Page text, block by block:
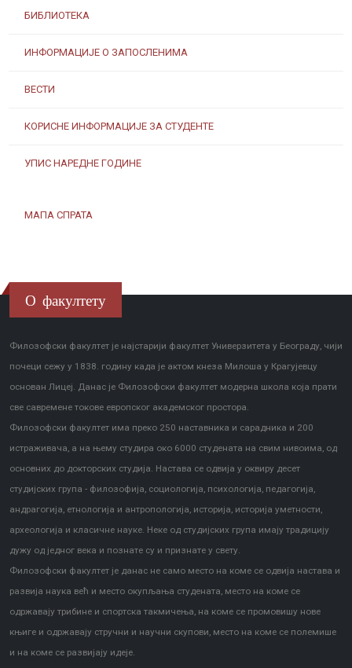
БИБЛИОТЕКА
ИНФОРМАЦИЈЕ О ЗАПОСЛЕНИМА
ВЕСТИ
КОРИСНЕ ИНФОРМАЦИЈЕ ЗА СТУДЕНТЕ
УПИС НАРЕДНЕ ГОДИНЕ
МАПА СПРАТА
О факултету
Филозофски факултет је најстарији факултет Универзитета у Београду, чији
почеци сежу у 1838. годину када је актом кнеза Милоша у Крагујевцу
основан Лицеј. Данас је Филозофски факултет модерна школа која прати
све савремене токове европског академског простора.
Филозофски факултет има преко 250 наставника и сарадника и 200
истраживача, а на њему студира око 6000 студената на свим нивоима, од
основних до докторских студија. Настава се одвија у оквиру десет
студијских група - филозофија, социологија, психологија, педагогија,
андрагогија, етнологија и антропологија, историја, историја уметности,
археологија и класичне науке. Неке од студијских група имају традицију
дужу од једног века и познате су и признате у свету.
Филозофски факултет је данас не само место на коме се одвија настава и
развија наука већ и место окупљања студената, место на коме се
одржавају трибине и спортска такмичења, на коме се промовишу нове
књиге и одржавају стручни и научни скупови, место на коме се полемише
и на коме се развијају идеје.